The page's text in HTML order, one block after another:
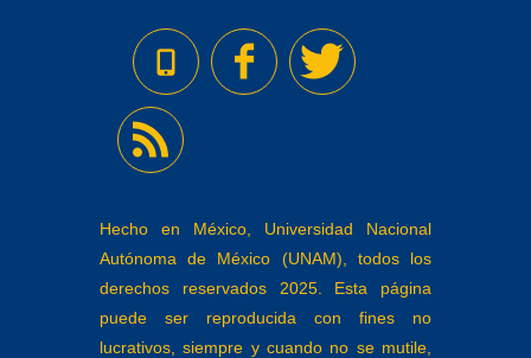
Hecho en México, Universidad Nacional
Autónoma de México (UNAM), todos los
derechos reservados 2025. Esta página
puede ser reproducida con fines no
lucrativos, siempre y cuando no se mutile,